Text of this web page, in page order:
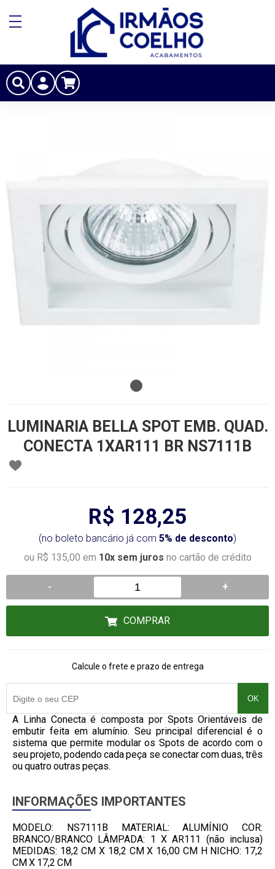
LUMINARIA BELLA SPOT EMB. QUAD.
CONECTA 1XAR111 BR NS7111B
R$ 128,25
(no boleto bancário já com 5% de desconto)
ou R$ 135,00 em 10x sem juros no cartão de crédito
- +
COMPRAR
Calcule o frete e prazo de entrega
OK
A Linha Conecta é composta por Spots Orientáveis de
embutir feita em alumínio. Seu principal diferencial é o
sistema que permite modular os Spots de acordo com o
seu projeto, podendo cada peça se conectar com duas, três
ou quatro outras peças.
INFORMAÇÕES IMPORTANTES
MODELO: NS7111B MATERIAL: ALUMÍNIO COR:
BRANCO/BRANCO LÂMPADA: 1 X AR111 (não inclusa)
MEDIDAS: 18,2 CM X 18,2 CM X 16,00 CM H NICHO: 17,2
CM X 17,2 CM